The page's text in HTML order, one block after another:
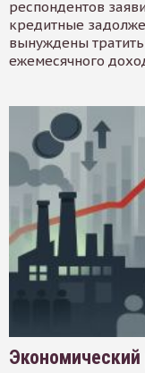
респондентов
кредитные
вынуждены
ежемесячного
Экономический